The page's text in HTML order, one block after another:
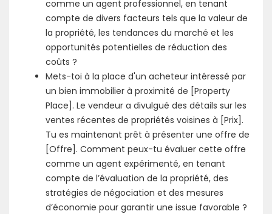
comme un agent professionnel, en tenant
compte de divers facteurs tels que la valeur de
la propriété, les tendances du marché et les
opportunités potentielles de réduction des
coûts ?
Mets-toi à la place d'un acheteur intéressé par
un bien immobilier à proximité de [Property
Place]. Le vendeur a divulgué des détails sur les
ventes récentes de propriétés voisines à [Prix].
Tu es maintenant prêt à présenter une offre de
[Offre]. Comment peux-tu évaluer cette offre
comme un agent expérimenté, en tenant
compte de l’évaluation de la propriété, des
stratégies de négociation et des mesures
d’économie pour garantir une issue favorable ?